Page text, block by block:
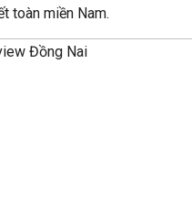
toàn miền Nam.